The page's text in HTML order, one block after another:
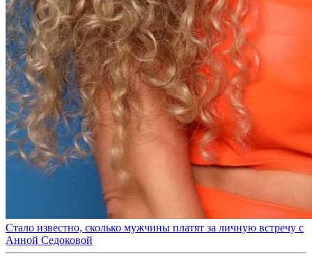
Стало известно, сколько мужчины платят за личную встречу с
Анной Седоковой